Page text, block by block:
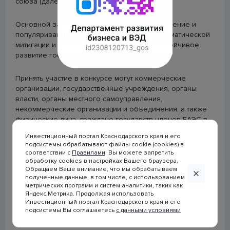
Основной задачей Конкурса является выявление и
популяризация эффективных практик по климатической
митигации и адаптации, направленных на устойчивое
развитие государств-членов ЕАЭС.
Принять участие в конкурсе могут коммерческие
организации, государственные учреждения, органы
власти, органы местного самоуправления,
некоммерческие организации и объединения, а также
физические лица -граждане государств-членов ЕАЭС в
► чистая энергия и энергоэффективность;
► чистая промышленность;
► устойчивое сельское хозяйство;
строительства (ЕИСЖС)
Календарь предоставления статистической отчетности
Будь в курсе
© 2007-2026 Инвестиционный портал
Краснодарского края
При использовании материалов
ссылка на сайт
www.investkuban.ruобязательна
Инвестиционный портал Краснодарского края и его
подсистемы обрабатывают файлы cookie (cookies) в
соответствии с Правилами. Вы можете запретить
обработку cookies в настройках Вашего браузера.
Обращаем Ваше внимание, что мы обрабатываем
полученные данные, в том числе, с использованием
метрических программ и систем аналитики, таких как
Яндекс.Метрика. Продолжая использовать
Инвестиционный портал Краснодарского края и его
подсистемы Вы соглашаетесь с данными условиями